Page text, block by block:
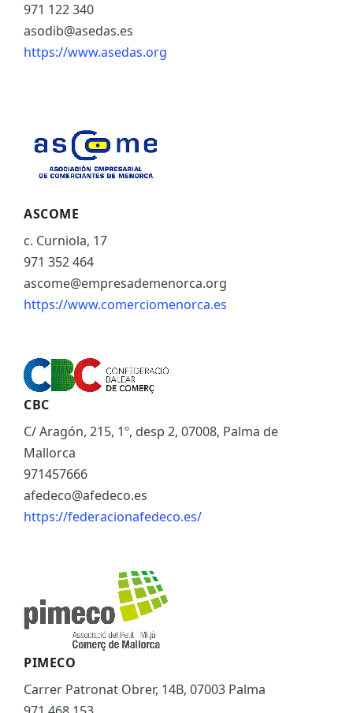
971 122 340
asodib@asedas.es
https://www.asedas.org
ASCOME
c. Curniola, 17
971 352 464
ascome@empresademenorca.org
https://www.comerciomenorca.es
CBC
C/ Aragón, 215, 1º, desp 2, 07008, Palma de
Mallorca
971457666
afedeco@afedeco.es
https://federacionafedeco.es/
PIMECO
Carrer Patronat Obrer, 14B, 07003 Palma